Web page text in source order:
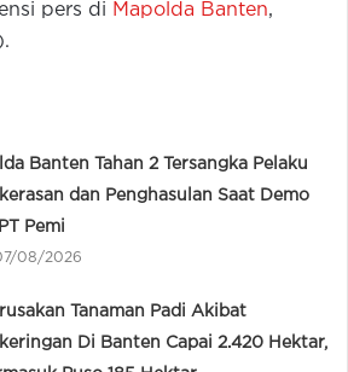
pers di Mapolda Banten,
Banten Tahan 2 Tersangka Pelaku
dan Penghasulan Saat Demo
Pemi
08/2026
Tanaman Padi Akibat
Di Banten Capai 2.420 Hektar,